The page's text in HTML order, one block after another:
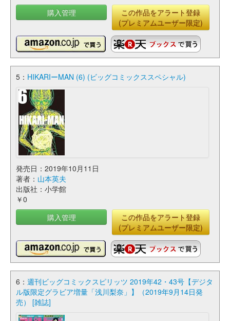
購入管理
この作品をアラート登録
(プレミアムユーザー限定)
5： HIKARIーMAN (6) (ビッグコミックススペシャル)
発売日：2019年10月11日
著者： 山本英夫
出版社：小学館
￥0
購入管理
この作品をアラート登録
(プレミアムユーザー限定)
6： 週刊ビッグコミックスピリッツ 2019年42・43号【デジタ
ル版限定グラビア増量「浅川梨奈」】（2019年9月14日発
売） [雑誌]